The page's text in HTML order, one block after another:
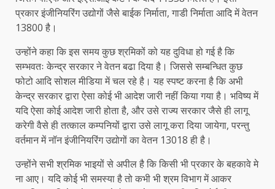
प्रकार इंजीनियरिंग उद्योगों जैसे बाईक निर्माता, गाडी निर्माता आदि में वेतन
13800 है।
उन्होंने कहा कि इस समय कुछ श्रमिकों को यह दुविधा हो गई है कि
सम्भवतः केन्द्र सरकार ने वेतन बढा दिया है। जिससे सम्बन्धित कुछ
फोटो आदि सोशल मीडिया में चल रहे है। यह स्पष्ट करना है कि अभी
केन्द्र सरकार द्वारा ऐसा कोई भी आदेश जारी नहीं किया गया है। भविष्य में
यदि ऐसा कोई आदेश जारी होता है, और उसे राज्य सरकार जैसे ही लागू
करेगी वैसे ही तत्काल कम्पनियों द्वारा उसे लागू करा दिया जायेगा, परन्तु
वर्तमान में नॉन इंजीनियरिंग उद्योगों का वेतन 13018 ही है।
उन्होंने सभी श्रमिक भाइयों से अपील है कि किसी भी प्रकार के बहकावे मे
ना आए। यदि कोई भी समस्या है तो कभी भी श्रम विभाग में आकर